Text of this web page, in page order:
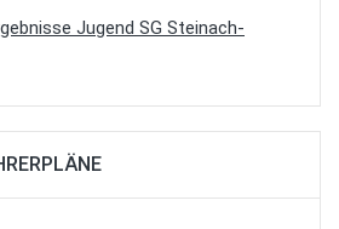
Jugend SG Steinach-